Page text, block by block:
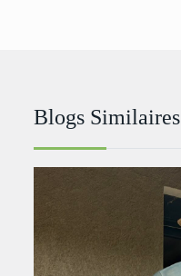
Blogs Similaires